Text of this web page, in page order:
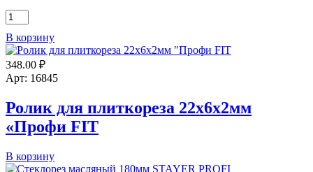
Количество
товара
Ролик
для
плиткореза
Стандарт
//
БИБЕР
В корзину
348.00 ₽
Арт: 16845
Ролик для плиткореза 22х6х2мм
«Профи FIT
Количество
товара
В корзину